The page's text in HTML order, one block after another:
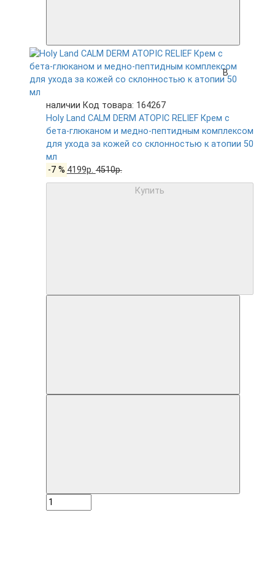
В
наличии Код товара: 164267
Holy Land CALM DERM ATOPIC RELIEF Крем с
бета-глюканом и медно-пептидным комплексом
для ухода за кожей со склонностью к атопии 50
мл
-7 % 4199р.4510р.
Купить